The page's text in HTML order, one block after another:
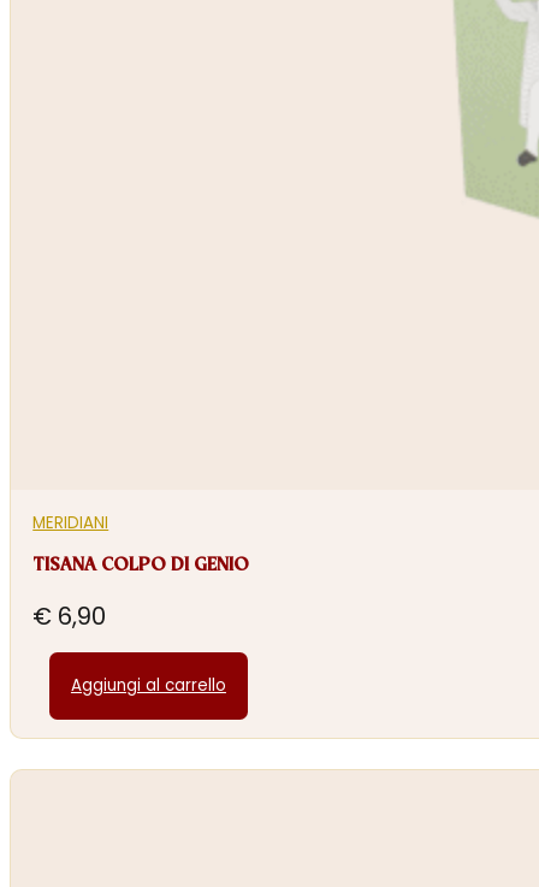
MERIDIANI
TISANA COLPO DI GENIO
€ 6,90
Aggiungi al carrello